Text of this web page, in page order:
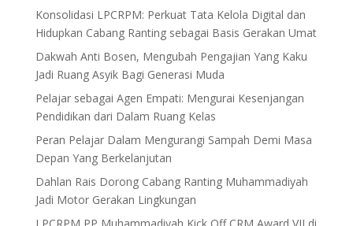
Konsolidasi LPCRPM: Perkuat Tata Kelola Digital dan
Hidupkan Cabang Ranting sebagai Basis Gerakan Umat
Dakwah Anti Bosen, Mengubah Pengajian Yang Kaku
Jadi Ruang Asyik Bagi Generasi Muda
Pelajar sebagai Agen Empati: Mengurai Kesenjangan
Pendidikan dari Dalam Ruang Kelas
Peran Pelajar Dalam Mengurangi Sampah Demi Masa
Depan Yang Berkelanjutan
Dahlan Rais Dorong Cabang Ranting Muhammadiyah
Jadi Motor Gerakan Lingkungan